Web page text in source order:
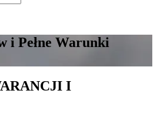
i Pełne Warunki
I